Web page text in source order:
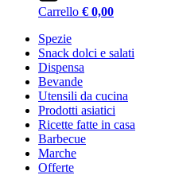
Carrello € 0,00
Spezie
Snack dolci e salati
Dispensa
Bevande
Utensili da cucina
Prodotti asiatici
Ricette fatte in casa
Barbecue
Marche
Offerte